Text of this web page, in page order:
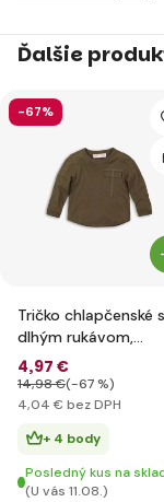
Ďalšie
-67%
Tričko chlapčenské s
dlhým rukávom,
Minoti, RANGER 5,
khaki - 68/80
4,97 €
14,98 €(-67 %)
4,04 € bez DPH
+ 4 body
Posledný kus na
(U vás 11.08.)